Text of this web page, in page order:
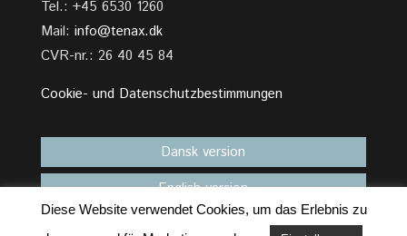
Tel.: +45 6530 1260
Mail: info@tenax.dk
CVR-nr.: 26 40 45 84
Cookie- und Datenschutzbestimmungen
Dansk version
English version
Diese Website verwendet Cookies, um das Erlebnis zu